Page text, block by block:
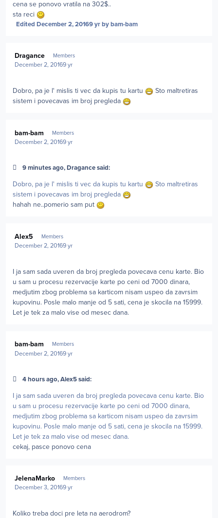
cena se ponovo vratila na 302$..
sta reci
Edited December 2, 20169 yrby bam-bam
Dragance Members
December 2, 20169 yr
Dobro, pa je l' mislis ti vec da kupis tu kartu
Sto maltretiras
sistem i povecavas im broj pregleda
bam-bam Members
December 2, 20169 yr
9 minutes ago, Dragance said:
Dobro, pa je l' mislis ti vec da kupis tu kartu
Sto maltretiras
sistem i povecavas im broj pregleda
hahah ne..pomerio sam put
Alex5 Members
December 2, 20169 yr
I ja sam sada uveren da broj pregleda povecava cenu karte. Bio
u sam u procesu rezervacije karte po ceni od 7000 dinara,
medjutim zbog problema sa karticom nisam uspeo da zavrsim
kupovinu. Posle malo manje od 5 sati, cena je skocila na 15999.
Let je tek za malo vise od mesec dana.
bam-bam Members
December 2, 20169 yr
4 hours ago, Alex5 said:
I ja sam sada uveren da broj pregleda povecava cenu karte. Bio
u sam u procesu rezervacije karte po ceni od 7000 dinara,
medjutim zbog problema sa karticom nisam uspeo da zavrsim
kupovinu. Posle malo manje od 5 sati, cena je skocila na 15999.
Let je tek za malo vise od mesec dana.
cekaj, pasce ponovo cena
JelenaMarko Members
December 3, 20169 yr
Koliko treba doci pre leta na aerodrom?